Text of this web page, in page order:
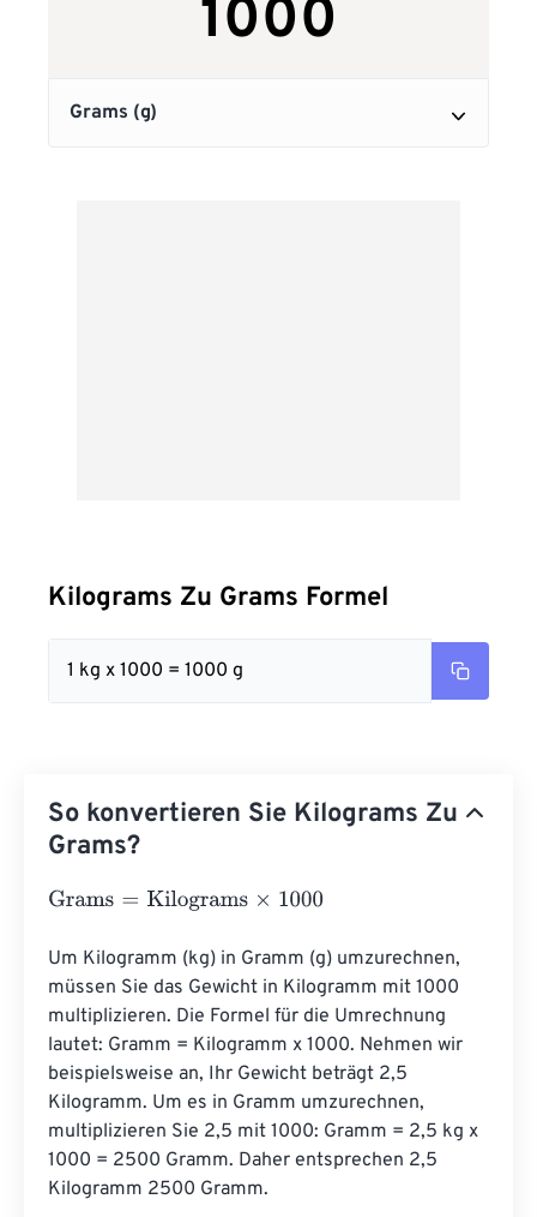
Kilograms Zu Grams Formel
1 kg x 1000 = 1000 g
So konvertieren Sie Kilograms Zu
Grams?
Grams= Kilograms×1000
Um Kilogramm (kg) in Gramm (g) umzurechnen,
müssen Sie das Gewicht in Kilogramm mit 1000
multiplizieren. Die Formel für die Umrechnung
lautet: Gramm = Kilogramm x 1000. Nehmen wir
beispielsweise an, Ihr Gewicht beträgt 2,5
Kilogramm. Um es in Gramm umzurechnen,
multiplizieren Sie 2,5 mit 1000: Gramm = 2,5 kg x
1000 = 2500 Gramm. Daher entsprechen 2,5
Kilogramm 2500 Gramm.